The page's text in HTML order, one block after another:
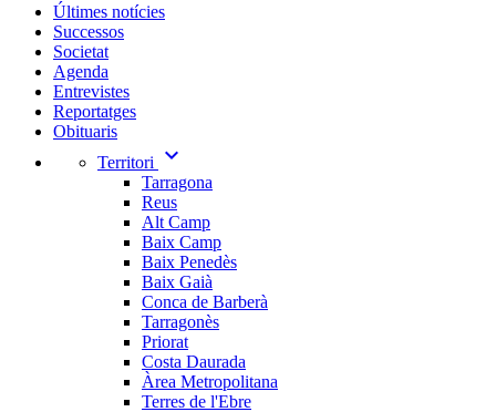
Últimes notícies
Successos
Societat
Agenda
Entrevistes
Reportatges
Obituaris
Territori
expand_more
Tarragona
Reus
Alt Camp
Baix Camp
Baix Penedès
Baix Gaià
Conca de Barberà
Tarragonès
Priorat
Costa Daurada
Àrea Metropolitana
Terres de l'Ebre